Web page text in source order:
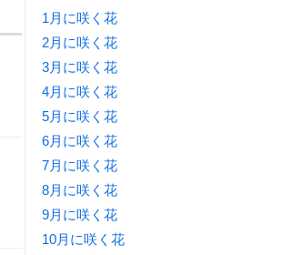
1月に咲く花
2月に咲く花
3月に咲く花
4月に咲く花
5月に咲く花
6月に咲く花
7月に咲く花
8月に咲く花
9月に咲く花
10月に咲く花